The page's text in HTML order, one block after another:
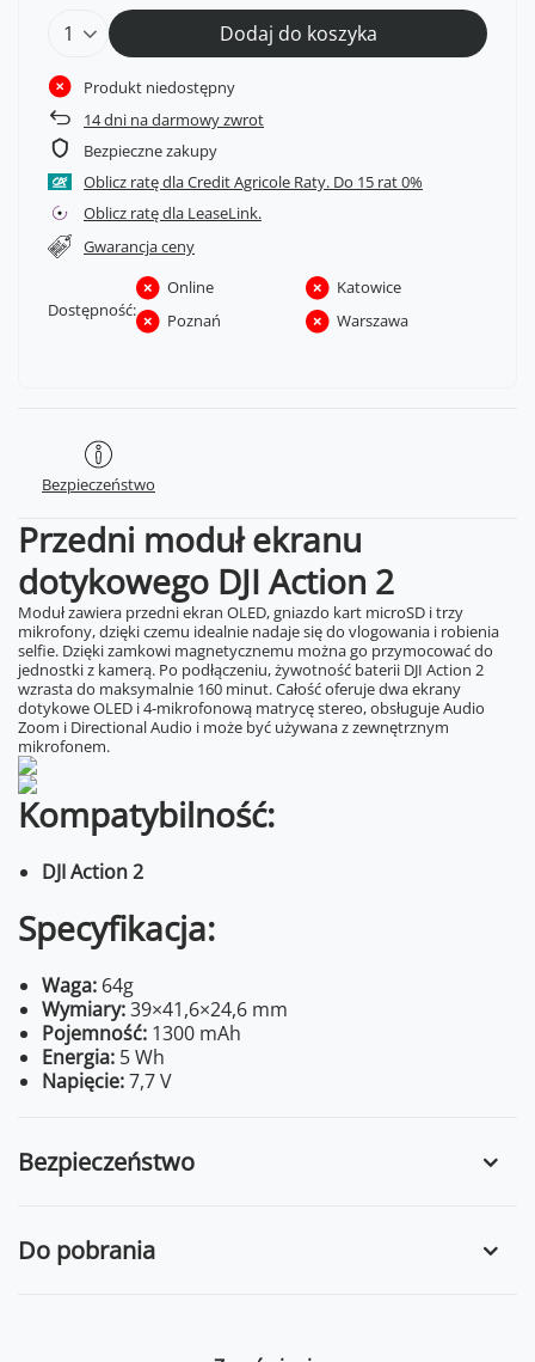
Dodaj do koszyka
Produkt niedostępny
14dni na darmowy zwrot
Bezpieczne zakupy
Oblicz ratę dla Credit Agricole Raty.
Oblicz ratę dla LeaseLink.
Gwarancja ceny
Dostępność:
Online
Katowice
Poznań
Warszawa
Bezpieczeństwo
Przedni moduł ekranu
dotykowego DJI Action 2
Moduł zawiera przedni ekran OLED, gniazdo kart microSD i trzy
mikrofony, dzięki czemu idealnie nadaje się do vlogowania i robienia
selfie. Dzięki zamkowi magnetycznemu można go przymocować do
jednostki z kamerą. Po podłączeniu, żywotność baterii DJI Action 2
wzrasta do maksymalnie 160 minut. Całość oferuje dwa ekrany
dotykowe OLED i 4-mikrofonową matrycę stereo, obsługuje Audio
Zoom i Directional Audio i może być używana z zewnętrznym
mikrofonem.
Kompatybilność:
DJI Action 2
Specyfikacja:
Waga: 64g
Wymiary:39×41,6×24,6 mm
Pojemność: 1300 mAh
Energia: 5 Wh
Napięcie:7,7 V
Bezpieczeństwo
Do pobrania